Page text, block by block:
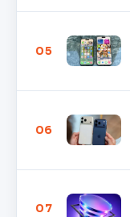
05
06
07